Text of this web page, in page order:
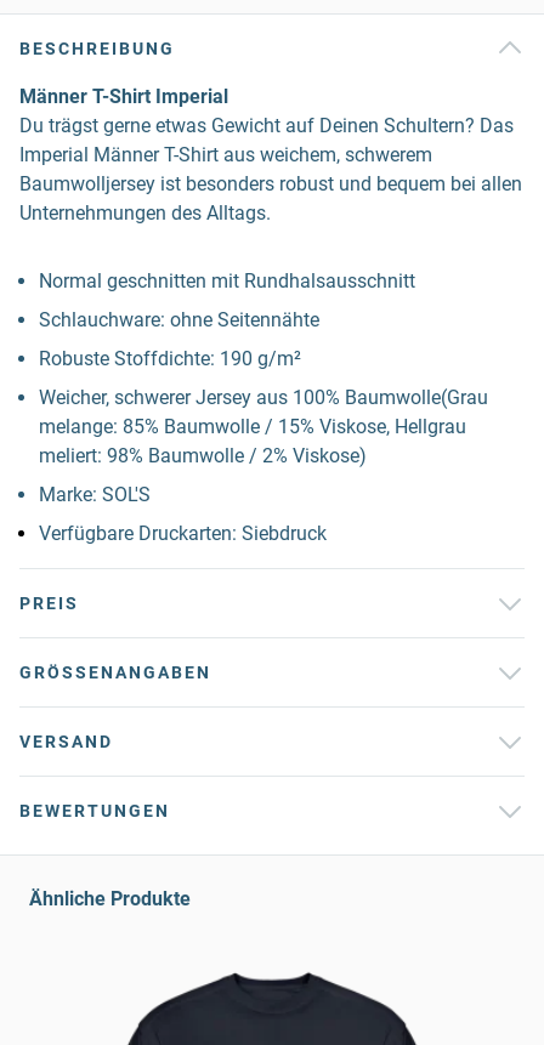
BESCHREIBUNG
Männer T-Shirt Imperial
Du trägst gerne etwas Gewicht auf Deinen Schultern? Das
Imperial Männer T-Shirt aus weichem, schwerem
Baumwolljersey ist besonders robust und bequem bei allen
Unternehmungen des Alltags.
Normal geschnitten mit Rundhalsausschnitt
Schlauchware: ohne Seitennähte
Robuste Stoffdichte: 190 g/m²
Weicher, schwerer Jersey aus 100% Baumwolle(Grau
melange: 85% Baumwolle / 15% Viskose, Hellgrau
meliert: 98% Baumwolle / 2% Viskose)
Marke: SOL'S
Verfügbare Druckarten: Siebdruck
PREIS
GRÖSSENANGABEN
VERSAND
BEWERTUNGEN
Ähnliche Produkte